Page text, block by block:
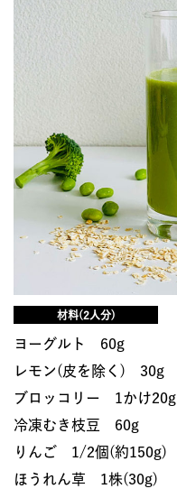
材料(2人分)
ヨーグルト 60g
レモン(皮を除く) 30g
ブロッコリー 1かけ20g
冷凍むき枝豆 60g
りんご 1/2個(約150g)
ほうれん草 1株(30g)